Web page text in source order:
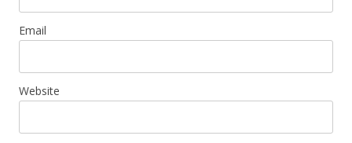
Email
Website